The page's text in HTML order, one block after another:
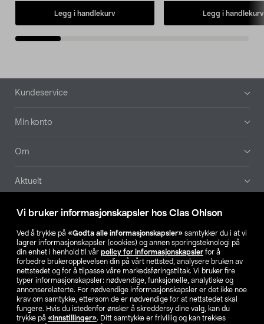
Vi bruker informasjonskapsler hos Clas Ohlson
Ved å trykke på «Godta alle informasjonskapsler» samtykker du i at vi
lagrer informasjonskapsler (cookies) og annen sporingsteknologi på
din enhet i henhold til vår policy for informasjonskapsler for å
forbedre brukeropplevelsen din på vårt nettsted, analysere bruken av
nettstedet og for å tilpasse våre markedsføringstiltak. Vi bruker fire
typer informasjonskapsler: nødvendige, funksjonelle, analytiske og
annonserelaterte. For nødvendige informasjonskapsler er det ikke noe
krav om samtykke, ettersom de er nødvendige for at nettstedet skal
fungere. Hvis du istedenfor ønsker å skreddersy dine valg, kan du
trykke på «Innstillinger». Ditt samtykke er frivillig og kan trekkes
Legg i handlekurv Legg i handlekurv
Bunntekst
Kundeservice
Min konto
Om
Aktuelt
Våre selskaper
Finn din butikk
SE NO FI